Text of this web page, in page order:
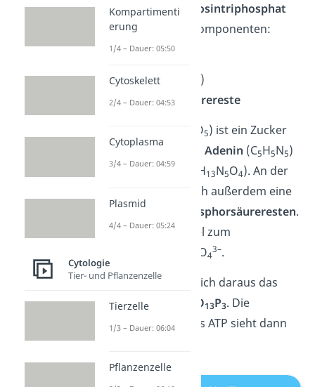
Das MolekülAdenosintriphosphat
besteht aus
Komponenten:
Ribose(Zucker)
3 Phosphorsäurereste
O5) ist ein Zucker
und bildet mit demAdenin (C5H5N5)
das Adenosin( H13N5O4). An der
Ribose befindet sich außerdem eine
Kette aus
Phosphorsäureresten.
Die Summenformel zum
Phosphatrest ist PO4
3–.
Insgesamt ergibt sich daraus das
MolekülC O13P3. Die
Strukturformel
des ATP sieht dann
Kompartimenti
erung
1/4 – Dauer: 05:50
Cytoskelett
2/4 – Dauer: 04:53
Cytoplasma
3/4 – Dauer: 04:59
Plasmid
4/4 – Dauer: 05:24
Cytologie
Tier- und Pflanzenzelle
Tierzelle
1/3 – Dauer: 06:04
Pflanzenzelle